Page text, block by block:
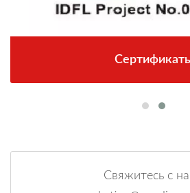
Свяжитесь с